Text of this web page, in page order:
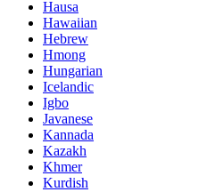
Hausa
Hawaiian
Hebrew
Hmong
Hungarian
Icelandic
Igbo
Javanese
Kannada
Kazakh
Khmer
Kurdish